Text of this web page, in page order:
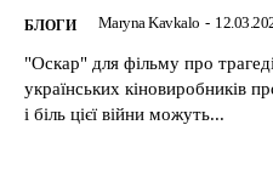
БЛОГИ Maryna Kavkalo -
"Оскар" для фільму про
українських кіновиробників
і біль цієї війни можуть...